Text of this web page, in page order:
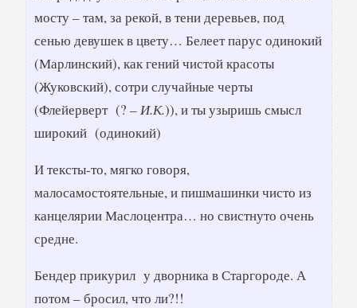
мосту – там, за рекой, в тени деревьев, под
сенью девушек в цвету… Белеет парус одинокий
(Марлинский), как гений чистой красоты
(Жуковский), сотри случайные черты
(Флейерверт (? –И.К.)), и ты узыришь смысл
широкий (одинокий)
И тексты-то, мягко говоря,
малосамостоятельные, и пишмашинки чисто из
канцелярии Маслоцентра… но свистнуто очень
средне.
Бендер прикурил у дворника в Старгороде. А
потом – бросил, что ли?!!